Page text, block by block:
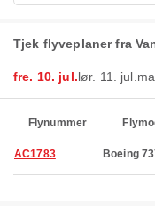
Tjek flyveplaner fra
fre. 10. jul.lør. 11. jul.
Flynummer
AC1783 Boeing